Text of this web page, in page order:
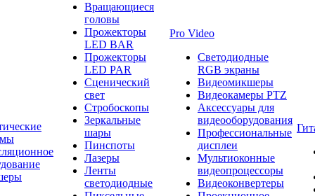
Вращающиеся
головы
Прожекторы
LED BAR
Прожекторы
LED PAR
Сценический
свет
Стробоскопы
Зеркальные
шары
Пинспоты
Лазеры
Ленты
светодиодные
Pro Video
Светодиодные
RGB экраны
Видеомикшеры
Видеокамеры PTZ
Аксессуары для
видеооборудования
Профессиональные
дисплеи
Мультиоконные
видеопроцессоры
Видеоконвертеры